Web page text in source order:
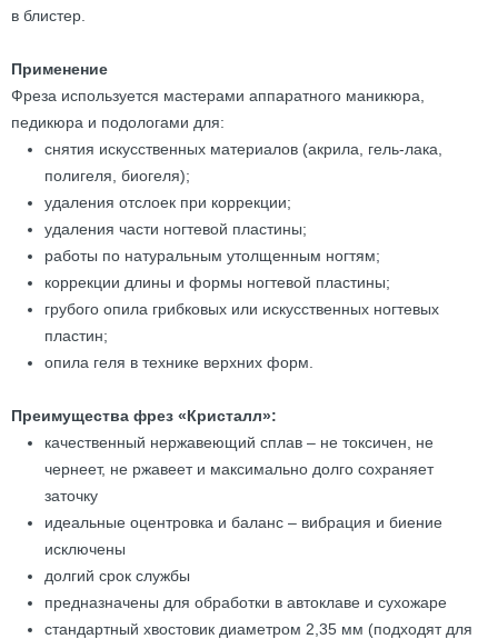
в блистер.
Применение
Фреза используется мастерами аппаратного маникюра,
педикюра и подологами для:
снятия искусственных материалов (акрила, гель-лака,
полигеля, биогеля);
удаления отслоек при коррекции;
удаления части ногтевой пластины;
работы по натуральным утолщенным ногтям;
коррекции длины и формы ногтевой пластины;
грубого опила грибковых или искусственных ногтевых
пластин;
опила геля в технике верхних форм.
Преимущества фрез «Кристалл»:
качественный нержавеющий сплав – не токсичен, не
чернеет, не ржавеет и максимально долго сохраняет
заточку
идеальные оцентровка и баланс – вибрация и биение
исключены
долгий срок службы
предназначены для обработки в автоклаве и сухожаре
стандартный хвостовик диаметром 2,35 мм (подходят для